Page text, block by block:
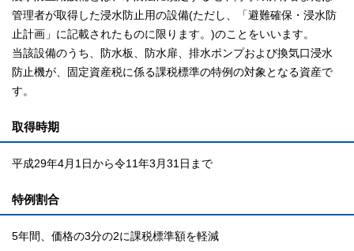
管理者が取得した浸水防止用の設備(ただし、「避難確保・浸水防
止計画」に記載されたものに限ります。)のことをいいます。
当該設備のうち、防水板、防水扉、排水ポンプおよび換気口浸水
防止機が、固定資産税に係る課税標準の特例の対象となる資産で
す。
取得時期
平成29年4月1日から令11年3月31日まで
特例割合
5年間、価格の3分の2に課税標準額を軽減